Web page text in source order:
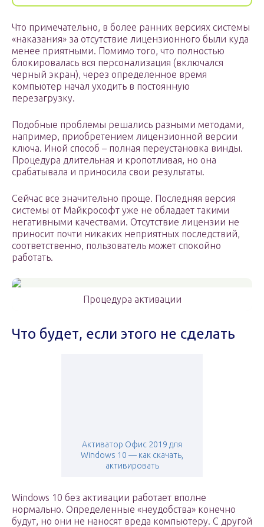
Что примечательно, в более ранних версиях системы
«наказания» за отсутствие лицензионного были куда
менее приятными. Помимо того, что полностью
блокировалась вся персонализация (включался
черный экран), через определенное время
компьютер начал уходить в постоянную
перезагрузку.
Подобные проблемы решались разными методами,
например, приобретением лицензионной версии
ключа. Иной способ – полная переустановка винды.
Процедура длительная и кропотливая, но она
срабатывала и приносила свои результаты.
Сейчас все значительно проще. Последняя версия
системы от Майкрософт уже не обладает такими
негативными качествами. Отсутствие лицензии не
приносит почти никаких неприятных последствий,
соответственно, пользователь может спокойно
работать.
Процедура активации
Что будет, если этого не сделать
Активатор Офис 2019 для
Windows 10 — как скачать,
активировать
Windows 10 без активации работает вполне
нормально. Определенные «неудобства» конечно
будут, но они не наносят вреда компьютеру. С другой